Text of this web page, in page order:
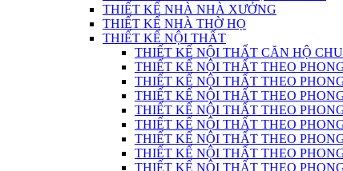
THIẾT KẾ NHÀ NHÀ XƯỞNG
THIẾT KẾ NHÀ THỜ HỌ
THIẾT KẾ NỘI THẤT
THIẾT KẾ NỘI THẤT CĂN HỘ
THIẾT KẾ NỘI THẤT THEO
THIẾT KẾ NỘI THẤT THEO
THIẾT KẾ NỘI THẤT THEO
THIẾT KẾ NỘI THẤT THEO
THIẾT KẾ NỘI THẤT THEO
THIẾT KẾ NỘI THẤT THEO
THIẾT KẾ NỘI THẤT THEO
THIẾT KẾ NỘI THẤT THEO